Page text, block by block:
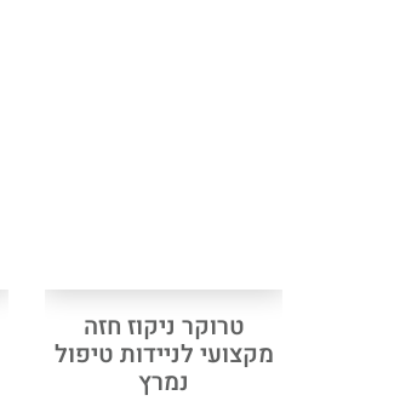
טרוקר ניקוז חזה
מקצועי לניידות טיפול
נמרץ